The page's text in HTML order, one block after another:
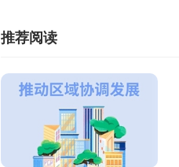
推荐阅读